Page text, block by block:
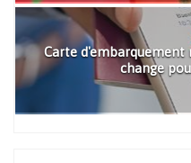
Carte d'embarquement
change